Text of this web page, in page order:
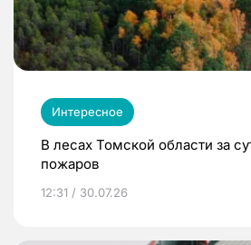
Интересное
В лесах Томской области за
пожаров
12:31 / 30.07.26